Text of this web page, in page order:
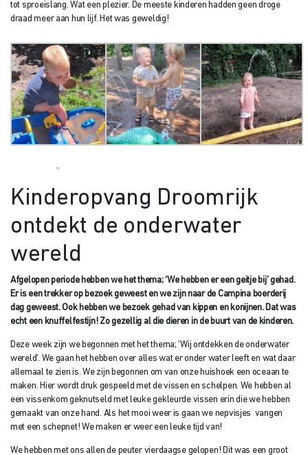
tot sproeislang. Wat een plezier. De meeste kinderen hadden geen droge
draad meer aan hun lijf. Het was geweldig!
Kinderopvang Droomrijk
ontdekt de onderwater
wereld
Afgelopen periode hebben we het thema; ‘We hebben er een geitje bij’ gehad.
Er is een trekker op bezoek geweest en we zijn naar de Campina boerderij
dag geweest. Ook hebben we bezoek gehad van kippen en konijnen. Dat was
echt een knuffelfestijn! Zo gezellig al die dieren in de buurt van de kinderen.
Deze week zijn we begonnen met het thema; ‘Wij ontdekken de onderwater
wereld’. We gaan het hebben over alles wat er onder water leeft en wat daar
allemaal te zien is. We zijn begonnen om van onze huishoek een oceaan te
maken. Hier wordt druk gespeeld met de vissen en schelpen. We hebben al
een vissenkom geknutseld met leuke gekleurde vissen erin die we hebben
gemaakt van onze hand. Als het mooi weer is gaan we nepvisjes vangen
met een schepnet! We maken er weer een leuke tijd van!
We hebben met ons allen de peuter vierdaagse gelopen! Dit was een groot